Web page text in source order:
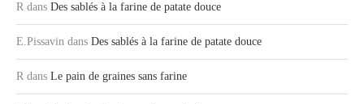
R dans Des sablés à la farine de patate douce
E.Pissavin dans Des sablés à la farine de patate douce
R dans Le pain de graines sans farine